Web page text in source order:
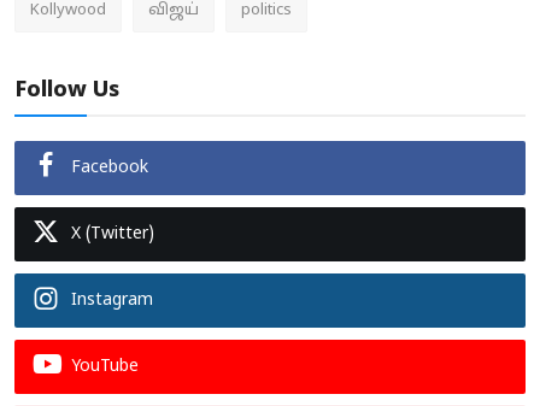
Kollywood விஜய் politics
Follow Us
Facebook
X (Twitter)
Instagram
YouTube